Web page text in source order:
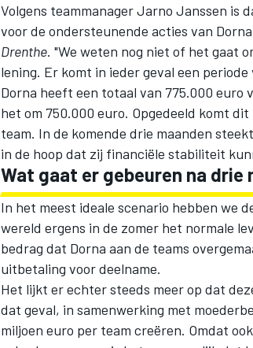
MEER RACEKLASSEN
Volgens teammanager Jarno Janssen is
voor de ondersteunende acties van
Drenthe. "We weten nog niet of het gaat
lening. Er komt in ieder geval een
Dorna heeft een totaal van 775.000 euro
het om 750.000 euro. Opgedeeld komt
team. In de komende drie maanden
in de hoop dat zij financiële stabiliteit
Wat gaat er gebeuren na drie
In het meest ideale scenario hebben we
wereld ergens in de zomer het normale
bedrag dat Dorna aan de teams
uitbetaling voor deelname.
Het lijkt er echter steeds meer op dat
dat geval, in samenwerking met
miljoen euro per team creëren. Omdat